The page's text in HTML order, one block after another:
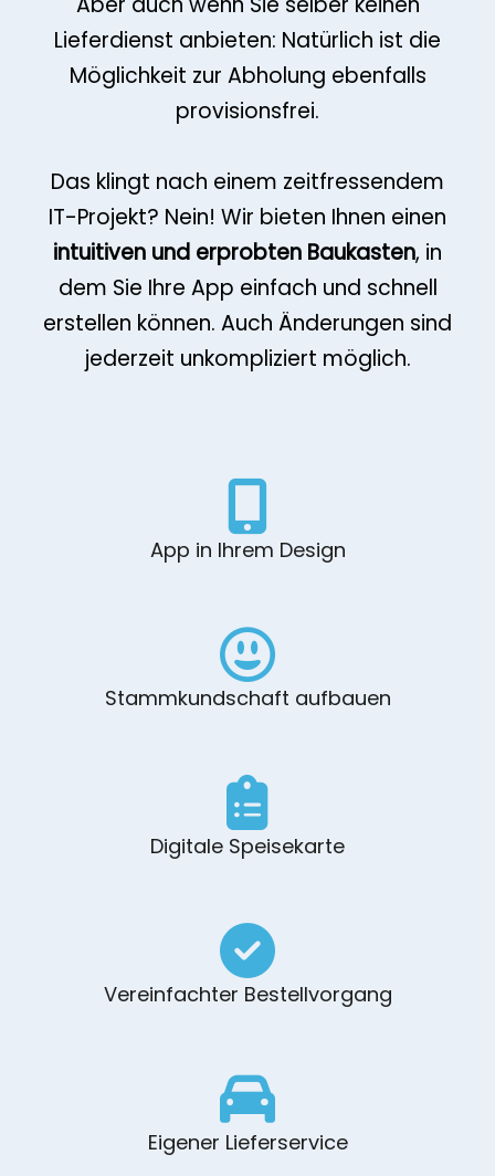
Lieferdienst anbieten: Natürlich ist die
Möglichkeit zur Abholung ebenfalls
provisionsfrei.
Das klingt nach einem zeitfressendem
IT-Projekt? Nein! Wir bieten Ihnen einen
intuitiven und erprobten Baukasten, in
dem Sie Ihre App einfach und schnell
erstellen können. Auch Änderungen sind
jederzeit unkompliziert möglich.
App in Ihrem Design
Stammkundschaft aufbauen
Digitale Speisekarte
Vereinfachter Bestellvorgang
Eigener Lieferservice